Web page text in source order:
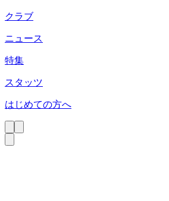
クラブ
ニュース
特集
スタッツ
はじめての方へ